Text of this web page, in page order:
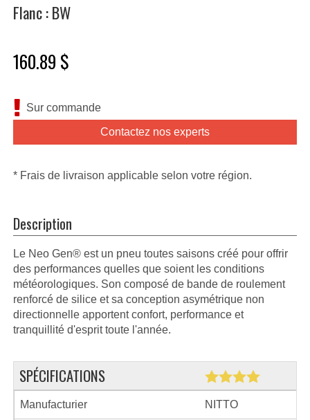
Flanc : BW
160.89 $
Sur commande
Contactez nos experts
* Frais de livraison applicable selon votre région.
Description
Le Neo Gen® est un pneu toutes saisons créé pour offrir
des performances quelles que soient les conditions
météorologiques. Son composé de bande de roulement
renforcé de silice et sa conception asymétrique non
directionnelle apportent confort, performance et
tranquillité d'esprit toute l'année.
SPÉCIFICATIONS
Manufacturier NITTO